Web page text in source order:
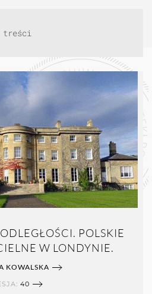
treści
POLSKIE
W LONDYNIE.
KOWALSKA
40